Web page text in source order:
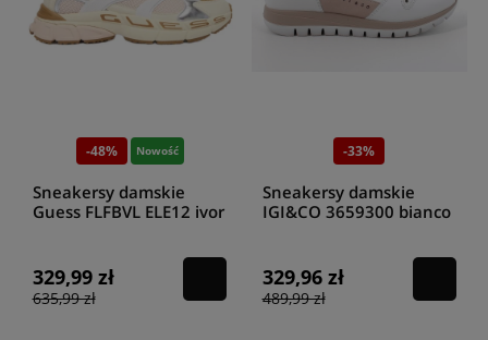
-48% Nowość
Sneakersy damskie
Guess FLFBVL ELE12 ivor
329,99 zł
635,99 zł
-33%
Sneakersy damskie
IGI&CO 3659300 bianco
329,96 zł
489,99 zł